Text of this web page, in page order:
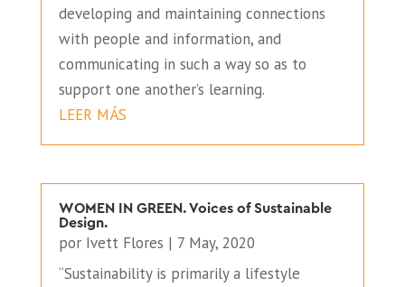
developing and maintaining connections
with people and information, and
communicating in such a way so as to
support one another’s learning.
LEER MÁS
WOMEN IN GREEN. Voices of Sustainable
Design.
por Ivett Flores | 7 May, 2020
“Sustainability is primarily a lifestyle